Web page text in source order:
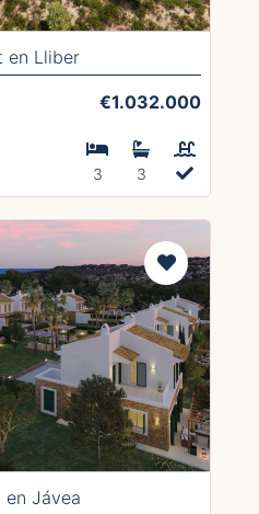
en Lliber
€1.032.000
3 3
en Jávea